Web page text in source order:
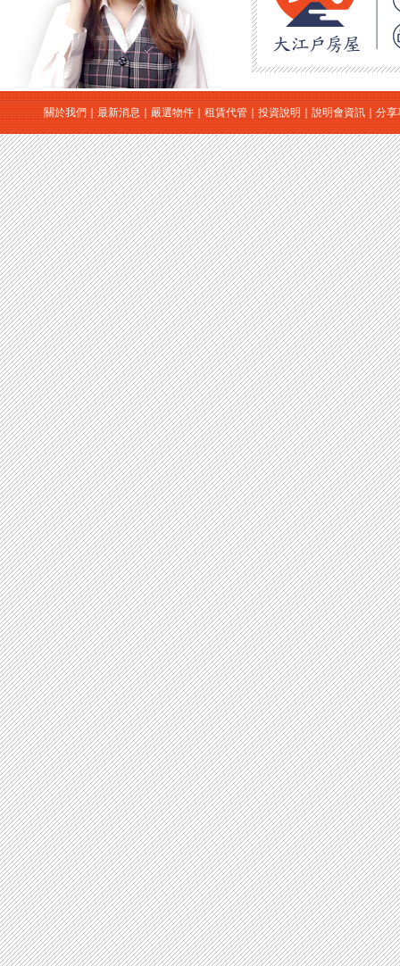
關於我們 最新消息 嚴選物件 租賃代管 投資說明 說明會資訊 分享
日本房地產
｜
日本買房
｜
日本購屋
｜
日本投資
｜
大江戶房屋有限公司